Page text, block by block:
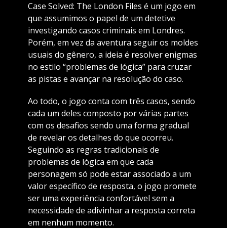
Case Solved: The London Files é um jogo em
que assumimos o papel de um detetive
investigando casos criminais em Londres.
Porém, em vez da aventura seguir os moldes
usuais do gênero, a ideia é resolver enigmas
no estilo “problemas de lógica” para cruzar
as pistas e avançar na resolução do caso.
Ao todo, o jogo conta com três casos, sendo
cada um deles composto por várias partes
com os desafios sendo uma forma gradual
de revelar os detalhes do que ocorreu.
Seguindo as regras tradicionais de
problemas de lógica em que cada
personagem só pode estar associado a um
valor específico de resposta, o jogo promete
ser uma experiência confortável sem a
necessidade de adivinhar a resposta correta
em nenhum momento.